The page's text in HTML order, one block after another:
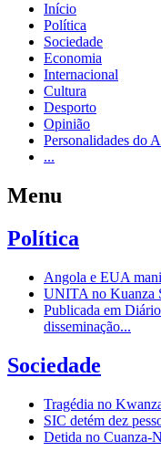
Início
Política
Sociedade
Economia
Internacional
Cultura
Desporto
Opinião
Personalidades do
...
Menu
Política
Angola e EUA
UNITA no Kuanza
Publicada em
disseminação...
Sociedade
Tragédia no
SIC detém dez
Detida no Cuanza-